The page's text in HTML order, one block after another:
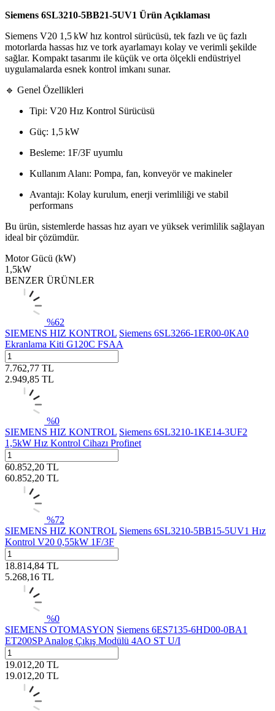
Siemens 6SL3210‑5BB21‑5UV1 Ürün Açıklaması
Siemens V20 1,5 kW hız kontrol sürücüsü, tek fazlı ve üç fazlı
motorlarda hassas hız ve tork ayarlamayı kolay ve verimli şekilde
sağlar. Kompakt tasarımı ile küçük ve orta ölçekli endüstriyel
uygulamalarda esnek kontrol imkanı sunar.
🔹 Genel Özellikleri
Tipi: V20 Hız Kontrol Sürücüsü
Güç: 1,5 kW
Besleme: 1F/3F uyumlu
Kullanım Alanı: Pompa, fan, konveyör ve makineler
Avantajı: Kolay kurulum, enerji verimliliği ve stabil
performans
Bu ürün, sistemlerde hassas hız ayarı ve yüksek verimlilik sağlayan
ideal bir çözümdür.
Motor Gücü (kW)
1,5kW
BENZER ÜRÜNLER
%62
SIEMENS HIZ KONTROL Siemens 6SL3266-1ER00-0KA0
Ekranlama Kiti G120C FSAA
7.762,77 TL
2.949,85 TL
%0
SIEMENS HIZ KONTROL Siemens 6SL3210-1KE14-3UF2
1,5kW Hız Kontrol Cihazı Profinet
60.852,20 TL
60.852,20 TL
%72
SIEMENS HIZ KONTROL Siemens 6SL3210-5BB15-5UV1 Hız
Kontrol V20 0,55kW 1F/3F
18.814,84 TL
5.268,16 TL
%0
SIEMENS OTOMASYON Siemens 6ES7135-6HD00-0BA1
ET200SP Analog Çıkış Modülü 4AO ST U/I
19.012,20 TL
19.012,20 TL